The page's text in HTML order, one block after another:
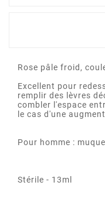
Rose pâle froid,
Excellent pour
remplir des lèvres
combler l'espace
le cas d'une
Pour homme :
Stérile - 13ml